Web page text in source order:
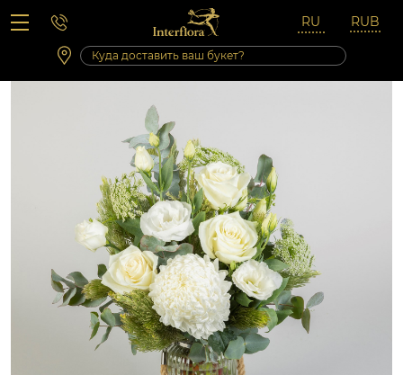
Вопросы-ответы
Сб 10:00 ‐ 14:00
Выходные и праздничные дни